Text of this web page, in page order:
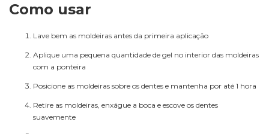
Como usar
Lave bem as moldeiras antes da primeira aplicação
Aplique uma pequena quantidade de gel no interior das moldeiras
com a ponteira
Posicione as moldeiras sobre os dentes e mantenha por até 1 hora
Retire as moldeiras, enxágue a boca e escove os dentes
suavemente